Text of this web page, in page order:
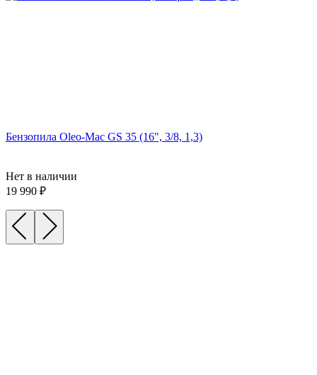
Бензопила Oleo-Mac GS 35 (16", 3/8, 1,3)
Нет в наличии
19 990